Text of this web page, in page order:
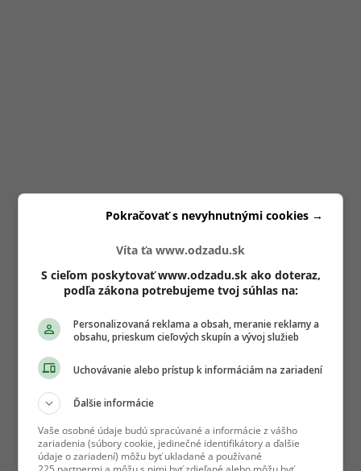
Víta ťa www.odzadu.sk
S cieľom poskytovať www.odzadu.sk ako doteraz,
podľa zákona potrebujeme tvoj súhlas na:
Personalizovaná reklama a obsah, meranie reklamy a
obsahu, prieskum cieľových skupín a vývoj služieb
Uchovávanie alebo prístup k informáciám na zariadení
Ďalšie informácie
Vaše osobné údaje budú spracúvané a informácie z vášho
zariadenia (súbory cookie, jedinečné identifikátory a ďalšie
údaje o zariadení) môžu byť ukladané a používané
Pokračovať s nevyhnutnými cookies →